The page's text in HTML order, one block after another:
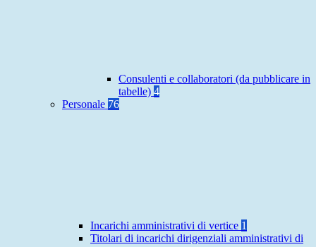
Consulenti e collaboratori (da pubblicare in
tabelle) 4
Personale 76
Incarichi amministrativi di vertice 1
Titolari di incarichi dirigenziali amministrativi di